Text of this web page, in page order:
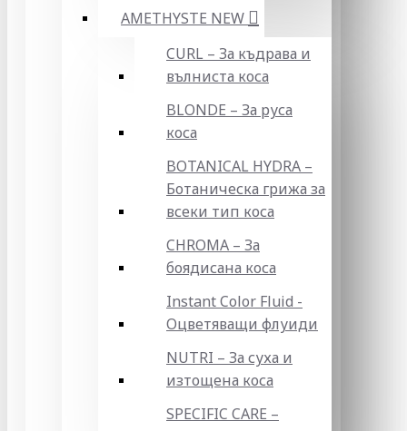
AMETHYSTE NEW
CURL – За къдрава и
вълниста коса
BLONDE – За руса
коса
BOTANICAL HYDRA –
Ботаническа грижа за
всеки тип коса
CHROMA – За
боядисана коса
Instant Color Fluid -
Оцветяващи флуиди
NUTRI – За суха и
изтощена коса
SPECIFIC CARE –